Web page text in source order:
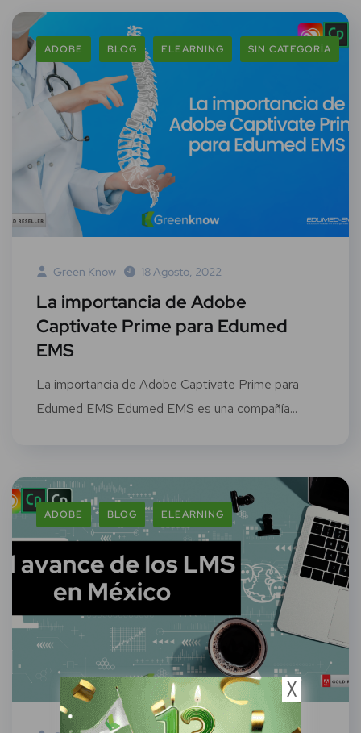
ADOBE BLOG ELEARNING SIN CATEGORÍA
Green Know 18 Agosto, 2022
La importancia de Adobe
Captivate Prime para Edumed
EMS
La importancia de Adobe Captivate Prime para
Edumed EMS Edumed EMS es una compañía...
ADOBE BLOG ELEARNING
╳